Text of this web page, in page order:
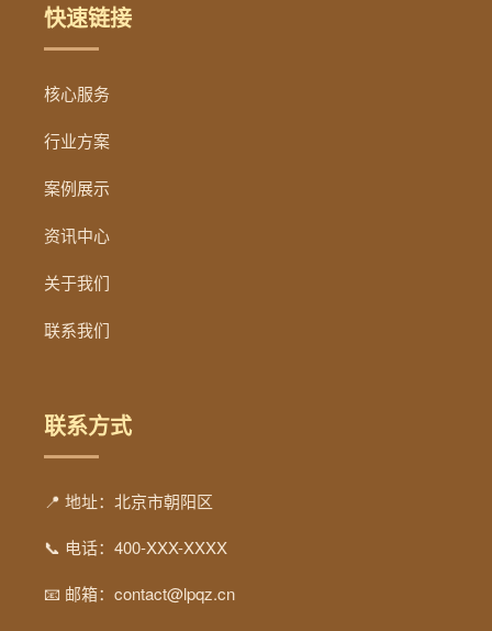
快速链接
核心服务
行业方案
案例展示
资讯中心
关于我们
联系我们
联系方式
📍 地址：北京市朝阳区
📞 电话：400-XXX-XXXX
📧 邮箱：contact@lpqz.cn